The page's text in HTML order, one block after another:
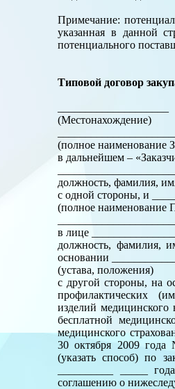
Примечание:
указанная в данной
потенциального
Типовой договор
(Местонахождение)
(полное наименование
в дальнейшем –
должность, фамилия,
с одной стороны, и
(полное наименование
в лице
должность, фамилия,
основании
(устава, положения)
с другой стороны, на
профилактических
изделий медицинского
бесплатной
медицинского
30 октября 2009 года
(указать способ) по
__________ _____
соглашению о